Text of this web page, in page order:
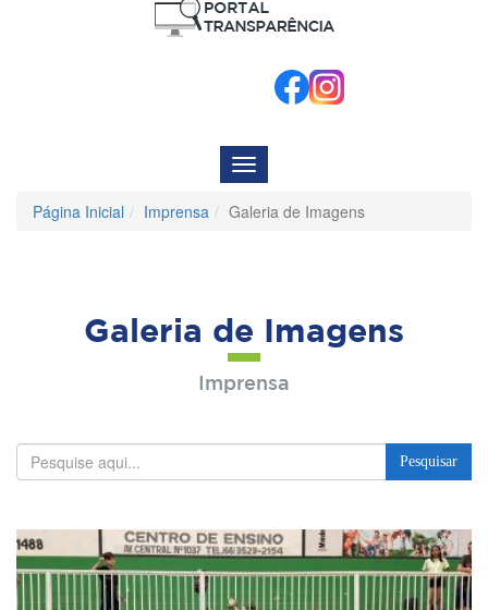
Menu
de
Navegação
Página Inicial Imprensa Galeria de Imagens
Galeria de Imagens
Imprensa
Pesquisar